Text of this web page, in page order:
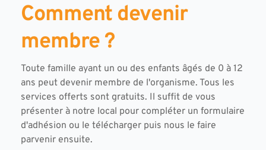
Comment devenir
membre ?
Toute famille ayant un ou des enfants âgés de 0 à 12
ans peut devenir membre de l'organisme. Tous les
services offerts sont gratuits. Il suffit de vous
présenter à notre local pour compléter un formulaire
d'adhésion ou le télécharger puis nous le faire
parvenir ensuite.